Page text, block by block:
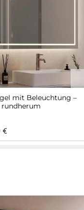
mit Beleuchtung –
rundherum
€